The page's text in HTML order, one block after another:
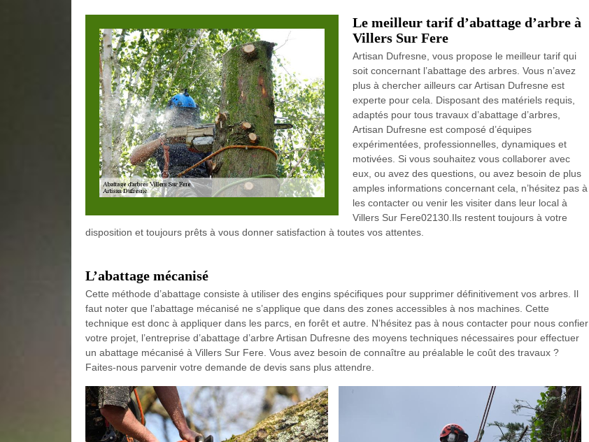
Le meilleur tarif d’abattage d’arbre à
Villers Sur Fere
Artisan Dufresne, vous propose le meilleur tarif qui
soit concernant l’abattage des arbres. Vous n’avez
plus à chercher ailleurs car Artisan Dufresne est
experte pour cela. Disposant des matériels requis,
adaptés pour tous travaux d’abattage d’arbres,
Artisan Dufresne est composé d’équipes
expérimentées, professionnelles, dynamiques et
motivées. Si vous souhaitez vous collaborer avec
eux, ou avez des questions, ou avez besoin de plus
amples informations concernant cela, n’hésitez pas à
les contacter ou venir les visiter dans leur local à
Villers Sur Fere02130.Ils restent toujours à votre
disposition et toujours prêts à vous donner satisfaction à toutes vos attentes.
L’abattage mécanisé
Cette méthode d’abattage consiste à utiliser des engins spécifiques pour supprimer définitivement vos arbres. Il
faut noter que l’abattage mécanisé ne s’applique que dans des zones accessibles à nos machines. Cette
technique est donc à appliquer dans les parcs, en forêt et autre. N’hésitez pas à nous contacter pour nous confier
votre projet, l’entreprise d’abattage d’arbre Artisan Dufresne des moyens techniques nécessaires pour effectuer
un abattage mécanisé à Villers Sur Fere. Vous avez besoin de connaître au préalable le coût des travaux ?
Faites-nous parvenir votre demande de devis sans plus attendre.